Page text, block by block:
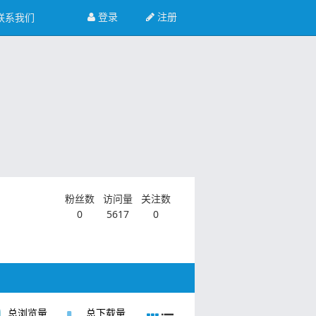
注册
登录
系我们
粉丝数
0
访问量
5617
关注数
0
总浏览量 总下载量